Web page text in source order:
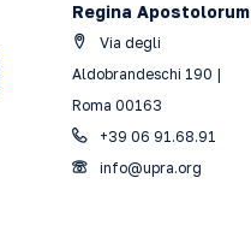
Regina Apostolorum
Via degli
Aldobrandeschi 190 |
Roma 00163
+39 06 91.68.91
info@upra.org